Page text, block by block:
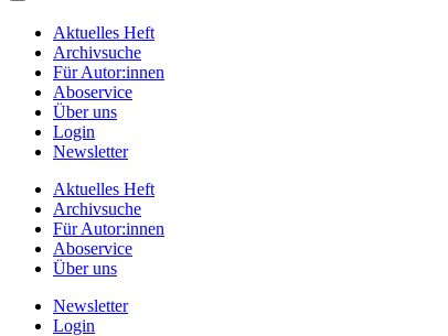
Aktuelles Heft
Archivsuche
Für Autor:innen
Aboservice
Über uns
Login
Newsletter
Aktuelles Heft
Archivsuche
Für Autor:innen
Aboservice
Über uns
Newsletter
Login